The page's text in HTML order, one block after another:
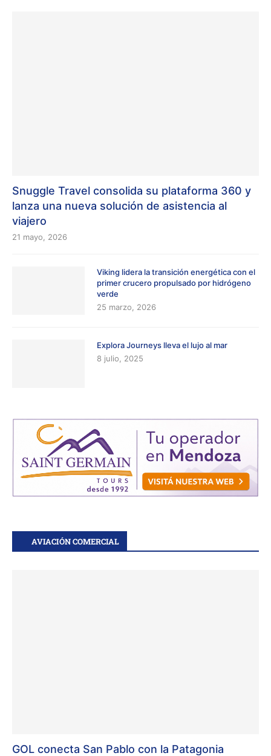
Snuggle Travel consolida su plataforma 360 y
lanza una nueva solución de asistencia al
viajero
21 mayo, 2026
Viking lidera la transición energética con el
primer crucero propulsado por hidrógeno
verde
25 marzo, 2026
Explora Journeys lleva el lujo al mar
8 julio, 2025
AVIACIÓN COMERCIAL
GOL conecta San Pablo con la Patagonia